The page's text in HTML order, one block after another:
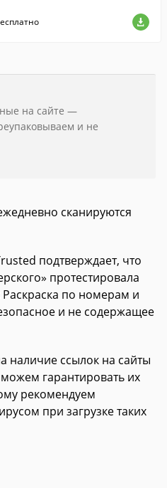
на сайте —
и не
сканируются
подтверждает, что
протестировала
по номерам и
и не содержащее
наличие ссылок на сайты
гарантировать их
рекомендуем
при загрузке таких